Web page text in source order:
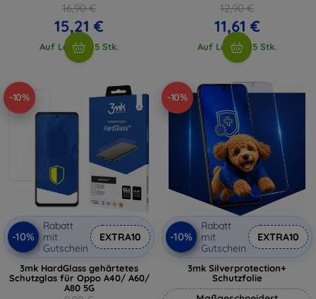
16,90 €
15,21 €
Auf Lager > 5 Stk.
12,90 €
11,61 €
Auf Lager > 5 Stk.
-10%
-10%
Rabatt
mit
Gutschein
EXTRA10
3mk HardGlass gehärtetes
Schutzglas für Oppo A40/ A60/
A80 5G
-10%
-10%
Rabatt
mit
Gutschein
EXTRA10
3mk Silverprotection+
Schutzfolie